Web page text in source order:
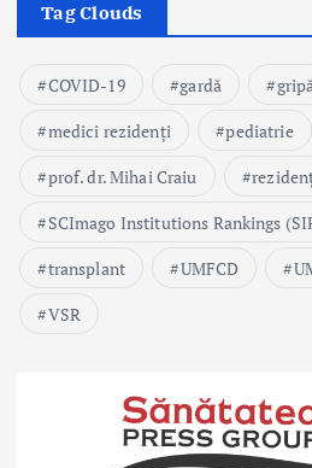
Tag Clouds
COVID-19 gardă
medici rezidenți
pediatrie
prof. dr. Mihai Craiu
SCImago Institutions Rankings
transplant
UMFCD
VSR